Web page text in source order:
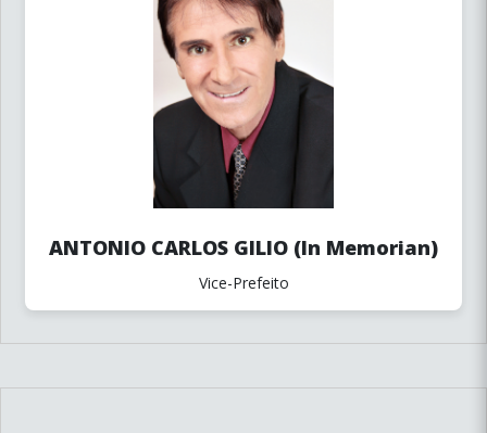
ANTONIO CARLOS GILIO (In Memorian)
Vice-Prefeito